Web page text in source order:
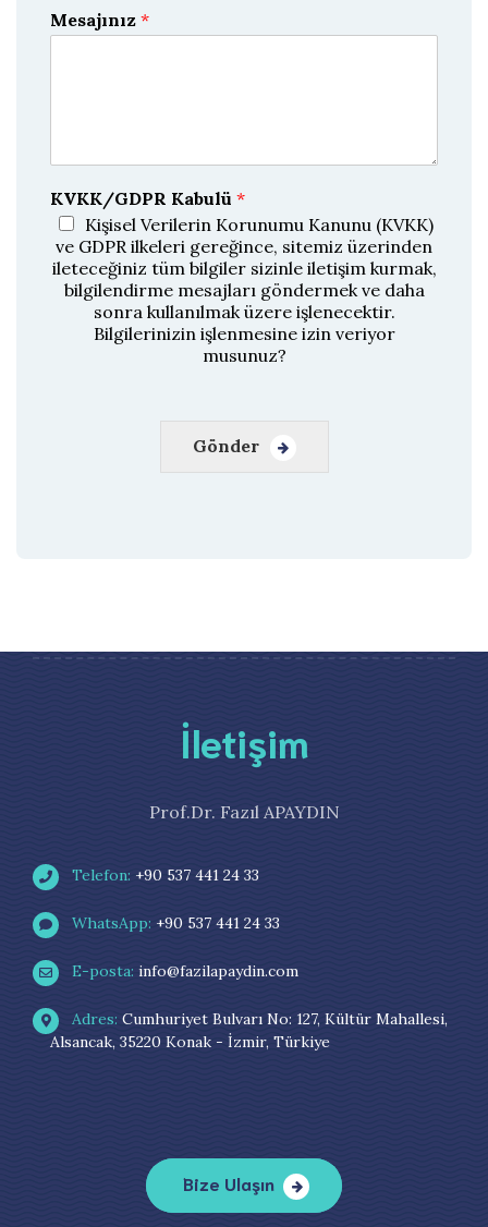
-
p
o
u
a
Mesajınız *
KVKK/GDPR Kabulü *
Kişisel Verilerin Korunumu Kanunu (KVKK)
ve GDPR ilkeleri gereğince, sitemiz üzerinden
ileteceğiniz tüm bilgiler sizinle iletişim kurmak,
bilgilendirme mesajları göndermek ve daha
sonra kullanılmak üzere işlenecektir.
Bilgilerinizin işlenmesine izin veriyor
musunuz?
Gönder
İletişim
Prof.Dr. Fazıl APAYDIN
Telefon: +90 537 441 24 33
WhatsApp: +90 537 441 24 33
E-posta: info@fazilapaydin.com
Adres: Cumhuriyet Bulvarı No: 127, Kültür Mahallesi,
Alsancak, 35220 Konak - İzmir, Türkiye
Bize Ulaşın